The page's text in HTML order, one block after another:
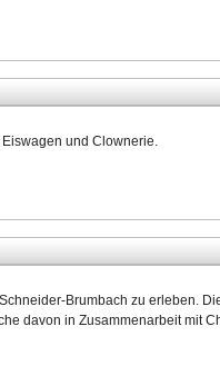
und Clownerie.
Brumbach zu erleben.
davon in Zusammenarbeit mit